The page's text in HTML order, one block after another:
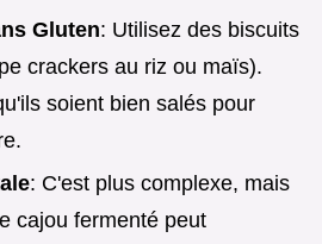
Gluten: Utilisez des biscuits
crackers au riz ou maïs).
soient bien salés pour
: C'est plus complexe, mais
cajou fermenté peut